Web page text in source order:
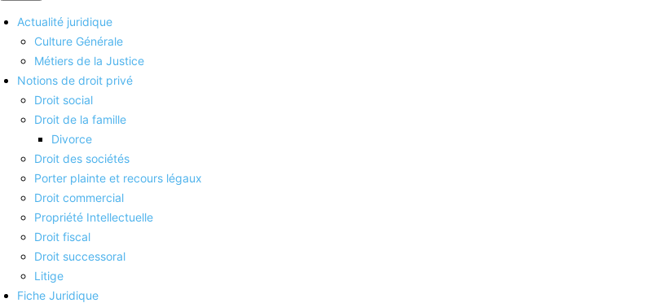
Savoirs juridiques
Actualité juridique
Culture Générale
Métiers de la Justice
Notions de droit privé
Droit social
Droit de la famille
Divorce
Droit des sociétés
Porter plainte et recours légaux
Droit commercial
Propriété Intellectuelle
Droit fiscal
Droit successoral
Litige
Fiche Juridique